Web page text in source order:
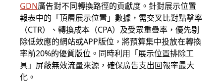
GDN廣告對不同轉換路徑的貢獻度。針對展示位置
報表中的「頂層展示位置」數據，需交叉比對點擊率
（CTR）、轉換成本（CPA）及受眾重疊率，優先剔
除低效應的網站或APP版位，將預算集中投放在轉換
率前20%的優質版位。同時利用「展示位置排除工
具」屏蔽無效流量來源，確保廣告支出回報率最大
化。